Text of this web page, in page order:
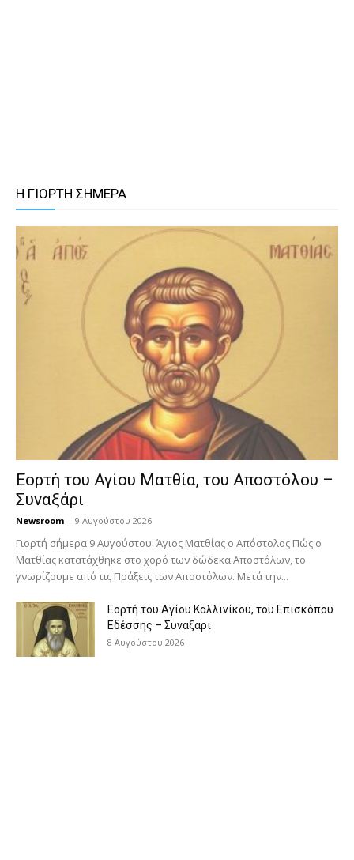
Η ΓΙΟΡΤΗ ΣΗΜΕΡΑ
Εορτή του Αγίου Ματθία, του Αποστόλου –
Συναξάρι
Newsroom - 9 Αυγούστου 2026
Γιορτή σήμερα 9 Αυγούστου: Άγιος Ματθίας ο Απόστολος Πώς ο
Ματθίας κατατάχθηκε στο χορό των δώδεκα Αποστόλων, το
γνωρίζουμε από τις Πράξεις των Αποστόλων. Μετά την...
Εορτή του Αγίου Καλλινίκου, του Επισκόπου
Εδέσσης – Συναξάρι
8 Αυγούστου 2026